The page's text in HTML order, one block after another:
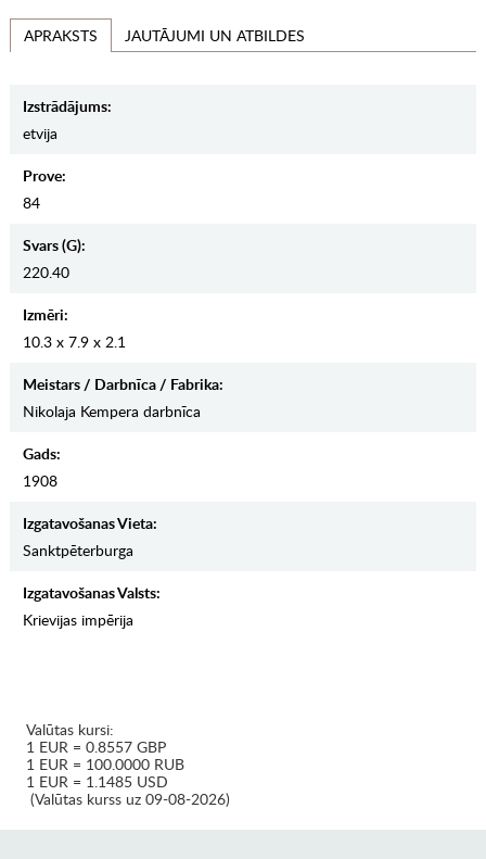
APRAKSTS JAUTĀJUMI UN ATBILDES
Izstrādājums:
etvija
Prove:
84
Svars (g):
220.40
Izmēri:
10.3 x 7.9 x 2.1
Meistars / Darbnīca / Fabrika:
Nikolaja Kempera darbnīca
Gads:
1908
Izgatavošanas Vieta:
Sanktpēterburga
Izgatavošanas Valsts:
Krievijas impērija
Valūtas kursi:
1 EUR = 0.8557 GBP
1 EUR = 100.0000 RUB
1 EUR = 1.1485 USD
(Valūtas kurss uz 09-08-2026)